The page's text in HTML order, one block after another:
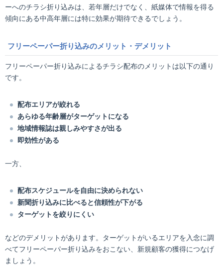
ーへのチラシ折り込みは、若年層だけでなく、紙媒体で情報を得る
傾向にある中高年層には特に効果が期待できるでしょう。
フリーペーパー折り込みのメリット・デメリット
フリーペーパー折り込みによるチラシ配布のメリットは以下の通り
です。
配布エリアが絞れる
あらゆる年齢層がターゲットになる
地域情報誌は親しみやすさが出る
即効性がある
一方、
配布スケジュールを自由に決められない
新聞折り込みに比べると信頼性が下がる
ターゲットを絞りにくい
などのデメリットがあります。ターゲットがいるエリアを入念に調
べてフリーペーパー折り込みをおこない、新規顧客の獲得につなげ
ましょう。